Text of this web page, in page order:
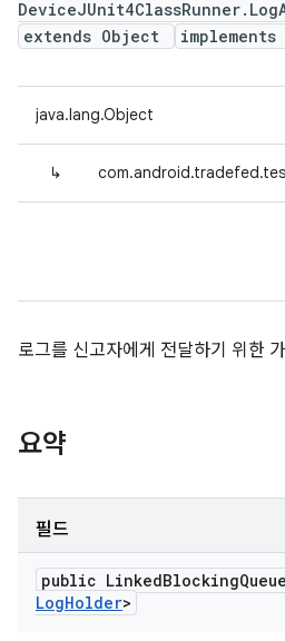
extends Object
java.lang.Object
↳
로그를 신고자에게 전달하기 위한
요약
필드
public LinkedBlocking
LogHolder>